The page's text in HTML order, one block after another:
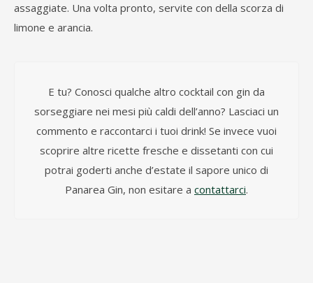
assaggiate. Una volta pronto, servite con della scorza di
limone e arancia.
E tu? Conosci qualche altro cocktail con gin da
sorseggiare nei mesi più caldi dell’anno? Lasciaci un
commento e raccontarci i tuoi drink! Se invece vuoi
scoprire altre ricette fresche e dissetanti con cui
potrai goderti anche d’estate il sapore unico di
Panarea Gin, non esitare a contattarci.